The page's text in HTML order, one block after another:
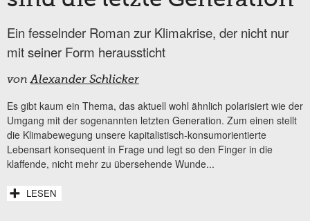
Ein fesselnder Roman zur Klimakrise, der nicht nur
mit seiner Form heraussticht
vonAlexander Schlicker
Es gibt kaum ein Thema, das aktuell wohl ähnlich polarisiert wie der
Umgang mit der sogenannten letzten Generation. Zum einen stellt
die Klimabewegung unsere kapitalistisch-konsumorientierte
Lebensart konsequent in Frage und legt so den Finger in die
klaffende, nicht mehr zu übersehende Wunde...
LESEN